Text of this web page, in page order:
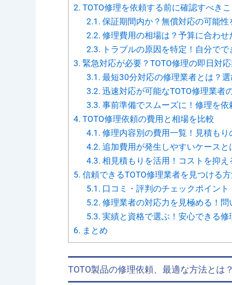
2. TOTO修理を依頼する前に確認すべきこ
2.1. 保証期間内か？無償対応の可能性
2.2. 修理費用の相場は？予算に合わせ
2.3. トラブルの原因を特定！自分で
3. 緊急対応が必要？TOTO修理の即日対
3.1. 最短30分対応の修理業者とは？
3.2. 迅速対応が可能なTOTO修理業者
3.3. 事前準備でスムーズに！修理を依
4. TOTO修理依頼の費用と相場を比較
4.1. 修理内容別の費用一覧！見積もり
4.2. 追加費用が発生しやすいケースと
4.3. 相見積もりを活用！コストを抑え
5. 信頼できるTOTO修理業者を見つける
5.1. 口コミ・評判のチェックポイント
5.2. 修理業者の対応力を見極める！問
5.3. 実績と資格で選ぶ！安心できる修
6. まとめ
TOTO製品の修理依頼、最適な方法とは？